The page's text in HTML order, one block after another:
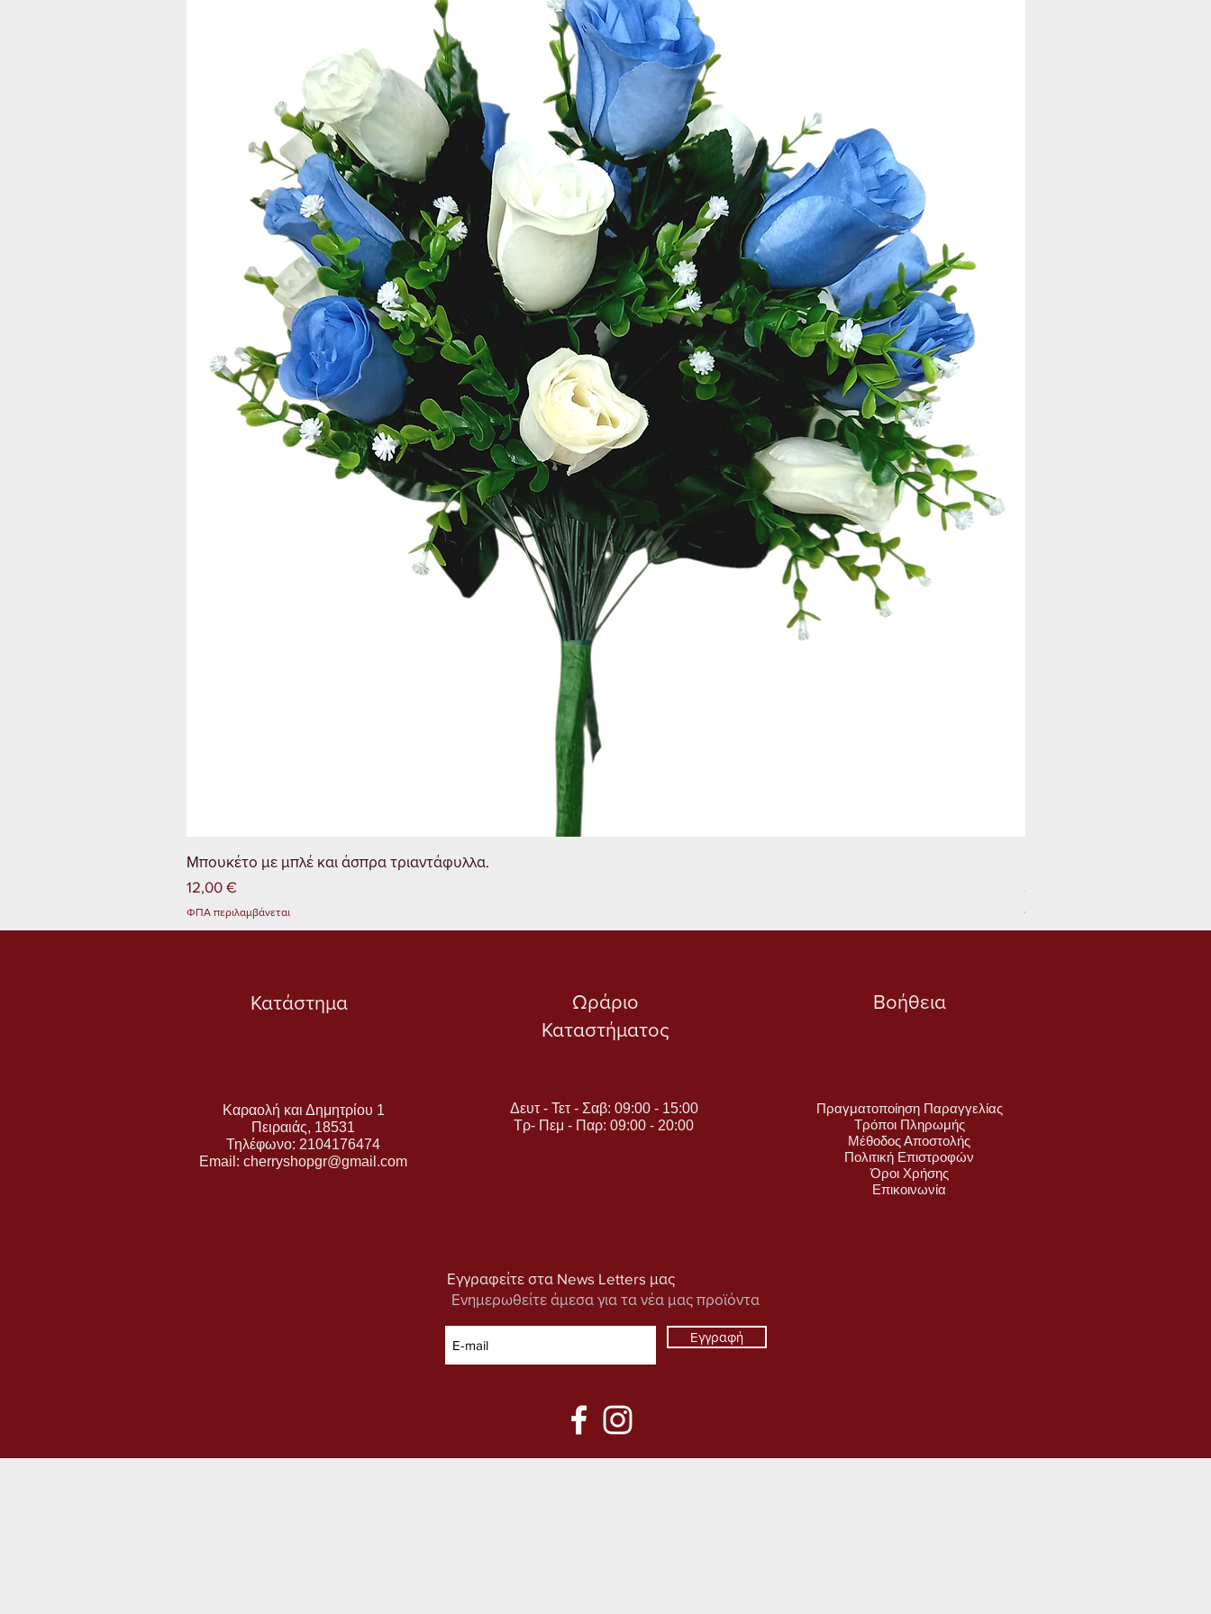
Μπουκέτο με μπλέ και άσπρα τριαντάφυλλα.
Τιμή
12,00 €
ΦΠΑ περιλαμβάνεται
Τιμή
30,00 €
ΦΠΑ περιλαμβάνεται
Κατάστημα
Καραολή και Δημητρίου 1
Πειραιάς, 18531
Τηλέφωνο: 2104176474
Email: cherryshopgr@gmail.com
Ωράριο
Καταστήματος
Δευτ - Τετ - Σαβ: 09:00 - 15:00
Τρ- Πεμ - Παρ: 09:00 - 20:00
Βοήθεια
Πραγματοποίηση Παραγγελίας
Τρόποι Πληρωμής
Μέθοδος Αποστολής
Πολιτική Επιστροφών
Όροι Χρήσης
Επικοινωνία
Εγγραφείτε στα News Letters μας
Ενημερωθείτε άμεσα για τα νέα μας προϊόντα
Εγγραφή